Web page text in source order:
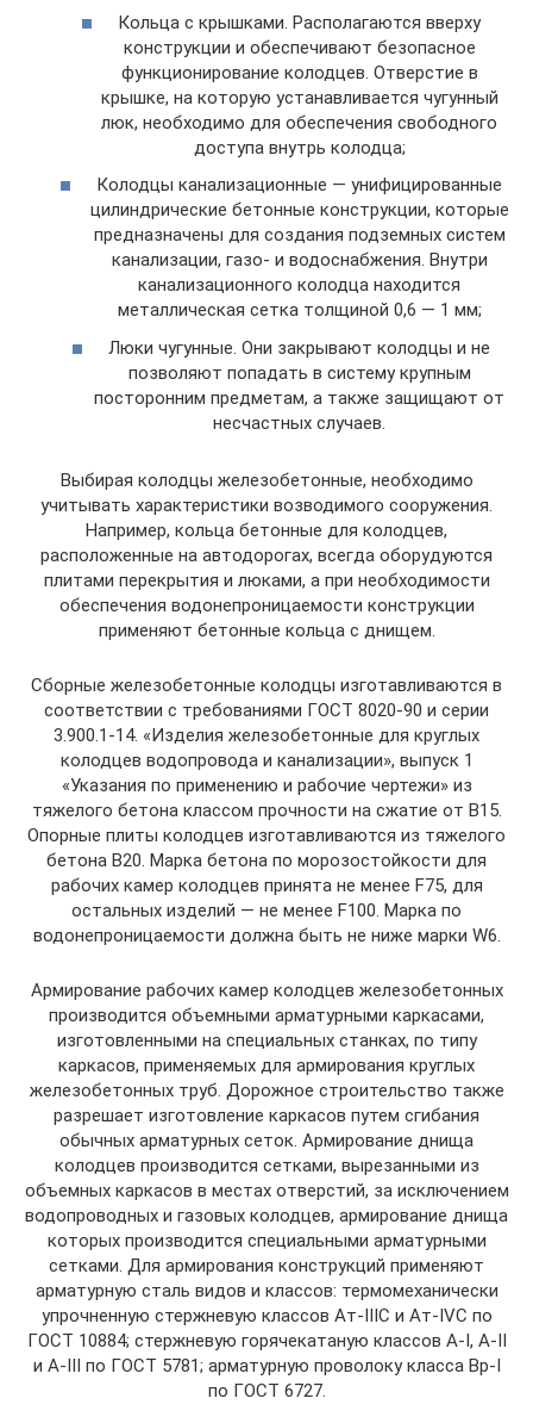
Кольца с крышками. Располагаются вверху
конструкции и обеспечивают безопасное
функционирование колодцев. Отверстие в
крышке, на которую устанавливается чугунный
люк, необходимо для обеспечения свободного
доступа внутрь колодца;
Колодцы канализационные — унифицированные
цилиндрические бетонные конструкции, которые
предназначены для создания подземных систем
канализации, газо- и водоснабжения. Внутри
канализационного колодца находится
металлическая сетка толщиной 0,6 — 1 мм;
Люки чугунные. Они закрывают колодцы и не
позволяют попадать в систему крупным
посторонним предметам, а также защищают от
несчастных случаев.
Выбирая колодцы железобетонные, необходимо
учитывать характеристики возводимого сооружения.
Например, кольца бетонные для колодцев,
расположенные на автодорогах, всегда оборудуются
плитами перекрытия и люками, а при необходимости
обеспечения водонепроницаемости конструкции
применяют бетонные кольца с днищем.
Сборные железобетонные колодцы изготавливаются в
соответствии с требованиями ГОСТ 8020-90 и серии
3.900.1-14. «Изделия железобетонные для круглых
колодцев водопровода и канализации», выпуск 1
«Указания по применению и рабочие чертежи» из
тяжелого бетона классом прочности на сжатие от В15.
Опорные плиты колодцев изготавливаются из тяжелого
бетона В20. Марка бетона по морозостойкости для
рабочих камер колодцев принята не менее F75, для
остальных изделий — не менее F100. Марка по
водонепроницаемости должна быть не ниже марки W6.
Армирование рабочих камер колодцев железобетонных
производится объемными арматурными каркасами,
изготовленными на специальных станках, по типу
каркасов, применяемых для армирования круглых
железобетонных труб. Дорожное строительство также
разрешает изготовление каркасов путем сгибания
обычных арматурных сеток. Армирование днища
колодцев производится сетками, вырезанными из
объемных каркасов в местах отверстий, за исключением
водопроводных и газовых колодцев, армирование днища
которых производится специальными арматурными
сетками. Для армирования конструкций применяют
арматурную сталь видов и классов: термомеханически
упрочненную стержневую классов Ат-IIIС и Ат-IVС по
ГОСТ 10884; стержневую горячекатаную классов А-I, А-II
и А-III по ГОСТ 5781; арматурную проволоку класса Вр-I
по ГОСТ 6727.